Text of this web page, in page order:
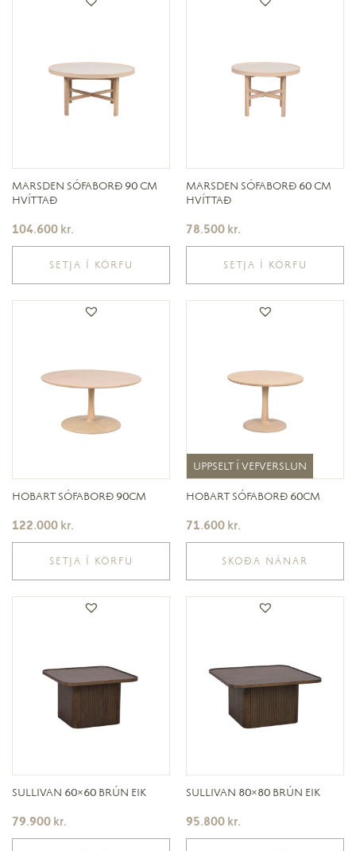
MARSDEN SÓFABORÐ 90 CM
HVÍTTAÐ
104.600 kr.
SETJA Í KÖRFU
MARSDEN SÓFABORÐ 60 CM
HVÍTTAÐ
78.500 kr.
SETJA Í KÖRFU
HOBART SÓFABORÐ 90CM
122.000 kr.
SETJA Í KÖRFU
UPPSELT Í VEFVERSLUN
UPPSELT Í VEFVERSLUN
HOBART SÓFABORÐ 60CM
71.600 kr.
SKOÐA NÁNAR
SULLIVAN 60×60 BRÚN EIK
79.900 kr.
SULLIVAN 80×80 BRÚN EIK
95.800 kr.